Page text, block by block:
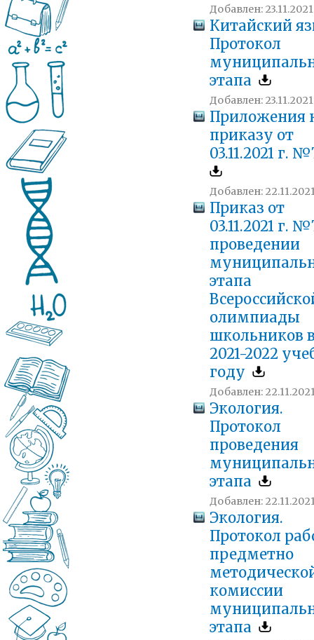
Добавлен:
Китайский
Протокол
этапа
Добавлен:
Приложения
приказу от
03.11.2021 г.
Добавлен:
Приказ от
03.11.2021 г.
проведении
этапа
олимпиады
школьников
2021-2022
году
Добавлен:
Экология.
Протокол
проведения
этапа
Добавлен:
Экология.
Протокол
предметно
комиссии
этапа